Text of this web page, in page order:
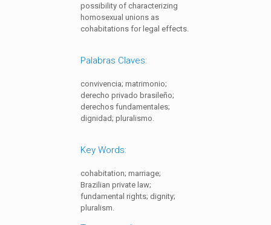
possibility of characterizing
homosexual unions as
cohabitations for legal effects.
Palabras Claves:
convivencia; matrimonio;
derecho privado brasileño;
derechos fundamentales;
dignidad; pluralismo.
Key Words:
cohabitation; marriage;
Brazilian private law;
fundamental rights; dignity;
pluralism.